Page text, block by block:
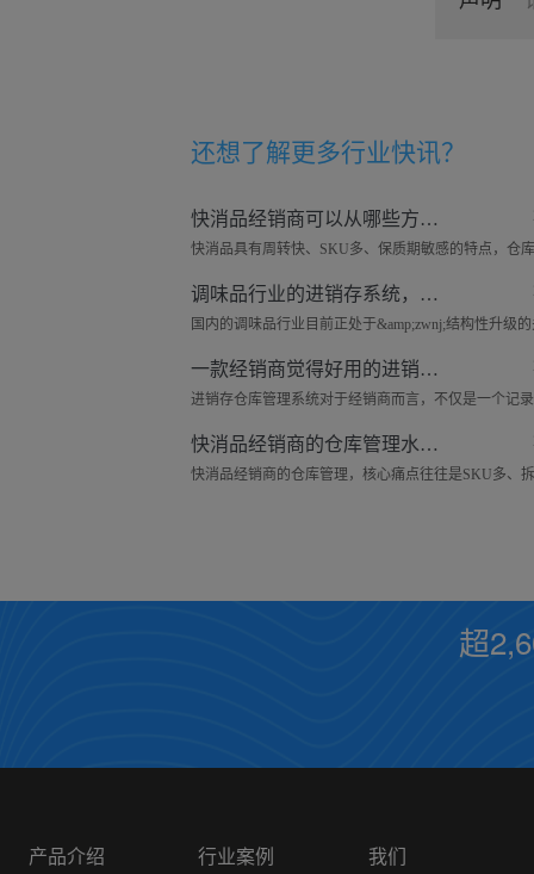
还想了解更多行业快讯？
快消品经销商可以从哪些方面去做好仓库管理工作？
调味品行业的进销存系统，可以管理哪些东西？
一款经销商觉得好用的进销存仓库系统——来肯云商
快消品经销商的仓库管理水平，可以从哪些细节去提升？
超
产品介绍 行业案例 我们